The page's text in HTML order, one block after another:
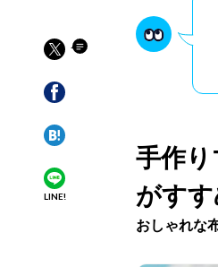
LINE!
手作
がす
おしゃれな